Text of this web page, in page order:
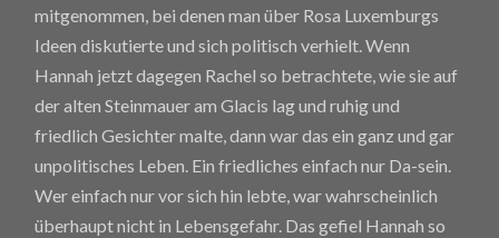
mitgenommen, bei denen man über Rosa Luxemburgs
Ideen diskutierte und sich politisch verhielt. Wenn
Hannah jetzt dagegen Rachel so betrachtete, wie sie auf
der alten Steinmauer am Glacis lag und ruhig und
friedlich Gesichter malte, dann war das ein ganz und gar
unpolitisches Leben. Ein friedliches einfach nur Da-sein.
Wer einfach nur vor sich hin lebte, war wahrscheinlich
überhaupt nicht in Lebensgefahr. Das gefiel Hannah so